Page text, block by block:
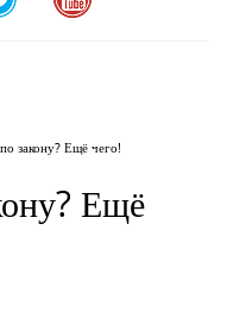
закону? Ещё чего!
Ещё